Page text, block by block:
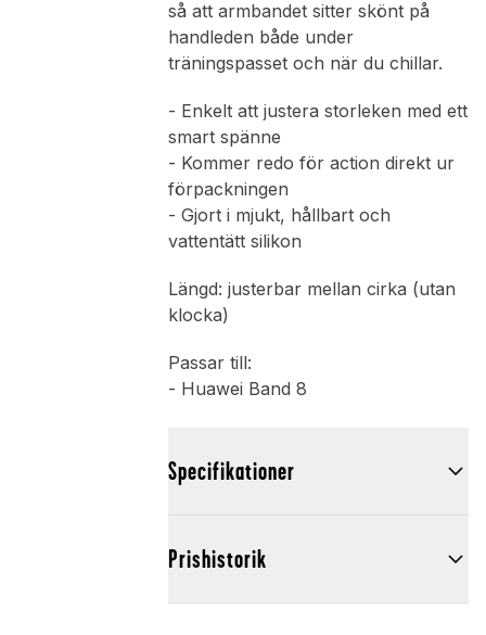
så att armbandet sitter skönt på
handleden både under
träningspasset och när du chillar.
- Enkelt att justera storleken med ett
smart spänne
- Kommer redo för action direkt ur
förpackningen
- Gjort i mjukt, hållbart och
vattentätt silikon
Längd: justerbar mellan cirka (utan
klocka)
Passar till:
- Huawei Band 8
Specifikationer
Prishistorik